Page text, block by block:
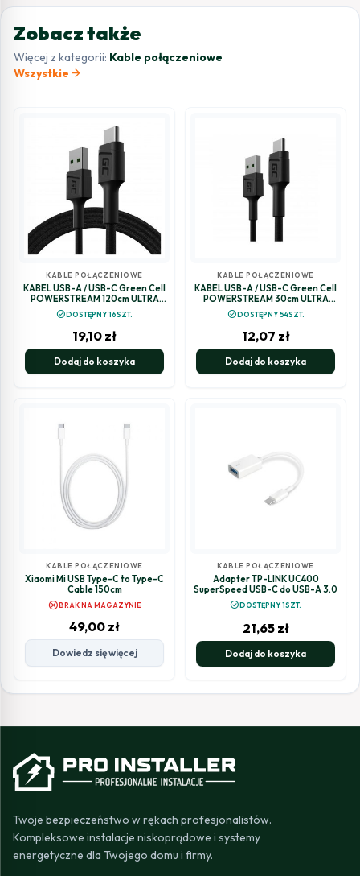
Zobacz także
Więcej z kategorii: Kable połączeniowe
Wszystkie arrow_forward
KABLE POŁĄCZENIOWE
KABEL USB-A / USB-C Green Cell
POWERSTREAM 120cm ULTRA
CHARGE QUICK CHARGE 3.0
KABGC22
check_circleDOSTĘPNY 16SZT.
19,10 zł
Dodaj do koszyka
KABLE POŁĄCZENIOWE
KABEL USB-A / USB-C Green Cell
POWERSTREAM 30cm ULTRA
CHARGE QUICK CHARGE 3.0
KABGC25
check_circleDOSTĘPNY 54SZT.
12,07 zł
Dodaj do koszyka
KABLE POŁĄCZENIOWE
Xiaomi Mi USB Type-C to Type-C
Cable 150cm
cancelBRAK NA MAGAZYNIE
49,00 zł
Dowiedz się więcej
KABLE POŁĄCZENIOWE
Adapter TP-LINK UC400
SuperSpeed USB-C do USB-A 3.0
check_circleDOSTĘPNY 1SZT.
21,65 zł
Dodaj do koszyka
Twoje bezpieczeństwo w rękach profesjonalistów.
Kompleksowe instalacje niskoprądowe i systemy
energetyczne dla Twojego domu i firmy.